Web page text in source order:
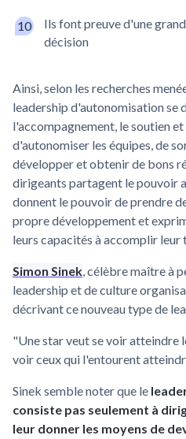
Ils font preuve d'une
décision
Ainsi, selon les recherches
leadership d'autonomisation se
l'accompagnement, le soutien
d'autonomiser les équipes, de
développer et obtenir de bons
dirigeants partagent le pouvoir
donnent le pouvoir de prendre
propre développement et
leurs capacités à accomplir
Simon Sinek, célèbre maître à
leadership et de culture
décrivant ce nouveau type de
"Une star veut se voir atteindre
voir ceux qui l'entourent
Sinek semble noter que le
consiste pas seulement à
leur donner les moyens de